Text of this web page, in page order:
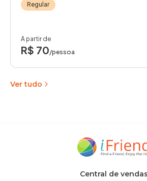
Regular
A partir de
R$ 70/pessoa
Ver tudo
Central de vendas